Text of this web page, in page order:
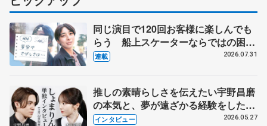
同じ演目で120回お客様に楽しんでも
らう 船上スケーターならではの困難
とは 影響あったPIW前キャプテン松
連載 2026.07.31
推しの素晴らしさを伝えたい宇野昌磨
の本気と、夢が遠ざかる経験をした本
田真凜の覚悟
インタビュー 2026.05.27